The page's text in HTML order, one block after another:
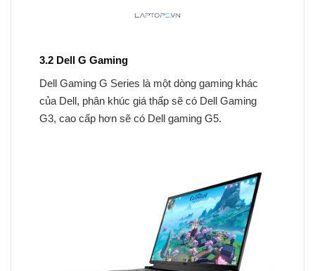
3.2 Dell G Gaming
Dell Gaming G Series là một dòng gaming khác
của Dell, phân khúc giá thấp sẽ có Dell Gaming
G3, cao cấp hơn sẽ có Dell gaming G5.